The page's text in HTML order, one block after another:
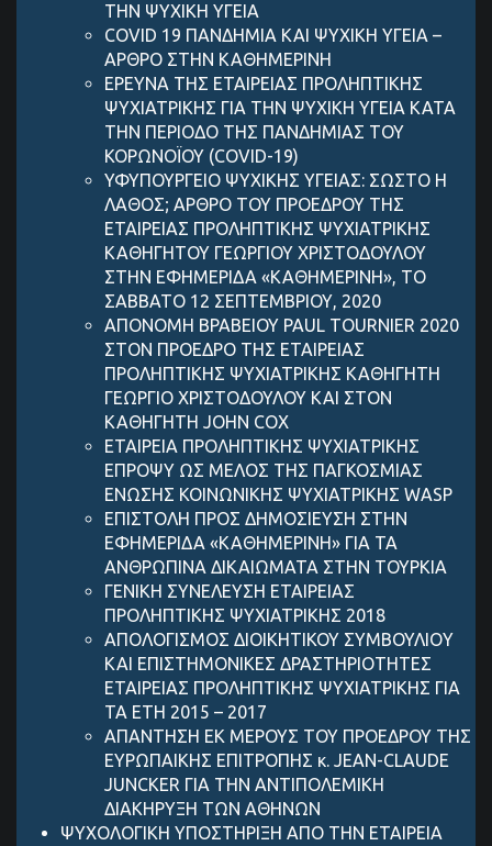
ΤΗΝ ΨΥΧΙΚΗ ΥΓΕΙΑ
COVID 19 ΠΑΝΔΗΜIΑ ΚΑΙ ΨΥΧΙΚH ΥΓΕIΑ –
AΡΘΡΟ ΣΤΗΝ ΚΑΘΗΜΕΡΙΝH
ΕΡΕΥΝΑ ΤΗΣ ΕΤΑΙΡΕΙΑΣ ΠΡΟΛΗΠΤΙΚΗΣ
ΨΥΧΙΑΤΡΙΚΗΣ ΓΙΑ ΤΗΝ ΨΥΧΙΚΗ ΥΓΕΙΑ ΚΑΤΑ
ΤΗΝ ΠΕΡΙΟΔΟ ΤΗΣ ΠΑΝΔΗΜΙΑΣ ΤΟΥ
ΚΟΡΩΝΟΪΟΥ (COVID-19)
ΥΦΥΠΟΥΡΓΕΙΟ ΨΥΧΙΚΗΣ ΥΓΕΙΑΣ: ΣΩΣΤΟ Η
ΛΑΘΟΣ; ΑΡΘΡΟ ΤΟΥ ΠΡΟΕΔΡΟΥ ΤΗΣ
ΕΤΑΙΡΕΙΑΣ ΠΡΟΛΗΠΤΙΚΗΣ ΨΥΧΙΑΤΡΙΚΗΣ
ΚΑΘΗΓΗΤΟΥ ΓΕΩΡΓΙΟΥ ΧΡΙΣΤΟΔΟΥΛΟΥ
ΣΤΗΝ ΕΦΗΜΕΡΙΔΑ «ΚΑΘΗΜΕΡΙΝΗ», ΤΟ
ΣΑΒΒΑΤΟ 12 ΣΕΠΤΕΜΒΡΙΟΥ, 2020
ΑΠΟΝΟΜΗ ΒΡΑΒΕΙΟΥ PAUL TOURNIER 2020
ΣΤΟΝ ΠΡΟΕΔΡΟ ΤΗΣ ΕΤΑΙΡΕΙΑΣ
ΠΡΟΛΗΠΤΙΚΗΣ ΨΥΧΙΑΤΡΙΚΗΣ ΚΑΘΗΓΗΤΗ
ΓΕΩΡΓΙΟ ΧΡΙΣΤΟΔΟΥΛΟΥ ΚΑΙ ΣΤΟΝ
ΚΑΘΗΓΗΤΗ JOHN COX
ΕΤΑΙΡΕΙΑ ΠΡΟΛΗΠΤΙΚΗΣ ΨΥΧΙΑΤΡΙΚΗΣ
ΕΠΡΟΨΥ ΩΣ ΜΕΛΟΣ ΤΗΣ ΠΑΓΚΟΣΜΙΑΣ
ΕΝΩΣΗΣ ΚΟΙΝΩΝΙΚΗΣ ΨΥΧΙΑΤΡΙΚΗΣ WASP
ΕΠΙΣΤΟΛΗ ΠΡΟΣ ΔΗΜΟΣΙΕΥΣΗ ΣΤΗΝ
ΕΦΗΜΕΡΙΔΑ «ΚΑΘΗΜΕΡΙΝΗ» ΓΙΑ ΤΑ
ΑΝΘΡΩΠΙΝΑ ΔΙΚΑΙΩΜΑΤΑ ΣΤΗΝ ΤΟΥΡΚΙΑ
ΓΕΝΙΚΗ ΣΥΝΕΛΕΥΣΗ ΕΤΑΙΡΕΙΑΣ
ΠΡΟΛΗΠΤΙΚΗΣ ΨΥΧΙΑΤΡΙΚΗΣ 2018
ΑΠΟΛΟΓΙΣΜΟΣ ΔΙΟΙΚΗΤΙΚΟΥ ΣΥΜΒΟΥΛΙΟY
KAI ΕΠΙΣΤΗΜΟΝΙΚΕΣ ΔΡΑΣΤΗΡΙΟΤΗΤΕΣ
ΕΤΑΙΡΕΙΑΣ ΠΡΟΛΗΠΤΙΚΗΣ ΨΥΧΙΑΤΡΙΚΗΣ ΓΙΑ
ΤΑ ΕΤΗ 2015 – 2017
ΑΠΑΝΤΗΣΗ ΕΚ ΜΕΡΟΥΣ ΤΟΥ ΠΡΟΕΔΡΟΥ ΤΗΣ
ΕΥΡΩΠΑΙΚΗΣ ΕΠΙΤΡΟΠΗΣ κ. JEAN-CLAUDE
JUNCKER ΓΙΑ ΤΗΝ ΑΝΤΙΠΟΛΕΜΙΚΗ
ΔΙΑΚΗΡΥΞΗ ΤΩΝ ΑΘΗΝΩΝ
ΨΥΧΟΛΟΓΙΚΗ ΥΠΟΣΤΗΡΙΞΗ ΑΠΟ ΤΗΝ ΕΤΑΙΡΕΙΑ